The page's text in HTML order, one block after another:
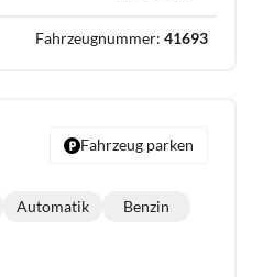
Fahrzeugnummer: 41693
Getriebe:
Automatik
Kraftstoff:
Benzin
Fahrzeug parken